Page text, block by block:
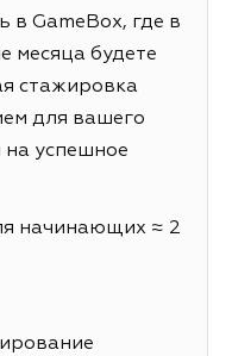
в GameBox, где в
месяца будете
стажировка
для вашего
успешное
начинающих ≈ 2